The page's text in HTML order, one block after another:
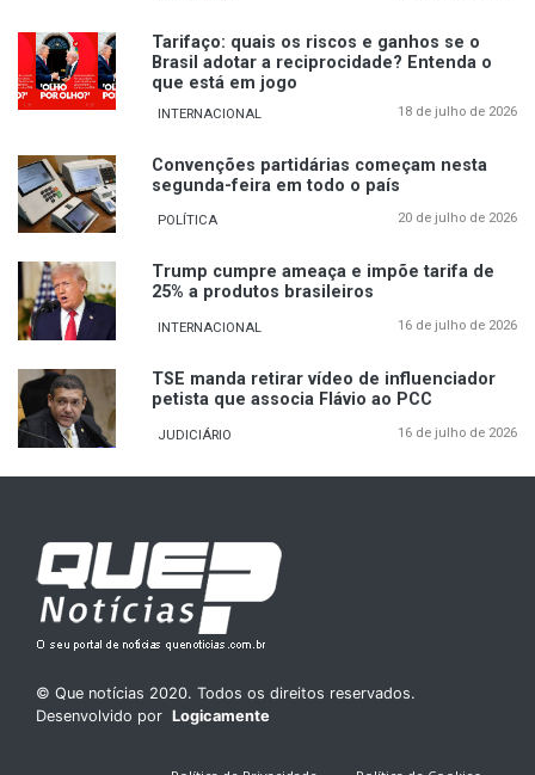
Tarifaço: quais os riscos e ganhos se o
Brasil adotar a reciprocidade? Entenda o
que está em jogo
INTERNACIONAL 18 de julho de 2026
Convenções partidárias começam nesta
segunda-feira em todo o país
POLÍTICA 20 de julho de 2026
Trump cumpre ameaça e impõe tarifa de
25% a produtos brasileiros
INTERNACIONAL 16 de julho de 2026
TSE manda retirar vídeo de influenciador
petista que associa Flávio ao PCC
JUDICIÁRIO 16 de julho de 2026
© Que notícias 2020. Todos os direitos reservados.
Desenvolvido por Logicamente